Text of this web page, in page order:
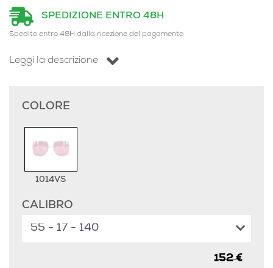
SPEDIZIONE ENTRO 48H
Spedito entro 48H dalla ricezione del pagamento
Leggi la descrizione
COLORE
1014VS
CALIBRO
152 €